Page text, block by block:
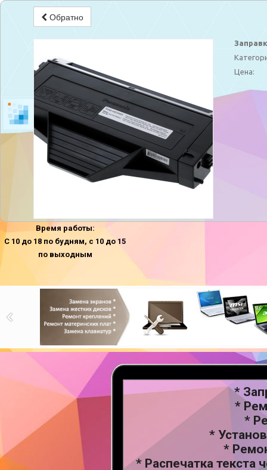
Обратно
Цена:
Время работы:
С 10 до 18 по будням, с 10 до 15
по выходным
*
*
*
*
*
* Распечатка текста